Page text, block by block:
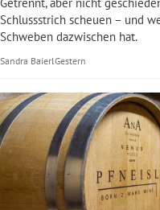
Untermenü
Untermenü
Untermenü
Untermenü
Schlussstrich scheuen – und
Schweben dazwischen hat.
Sandra BaierlGestern